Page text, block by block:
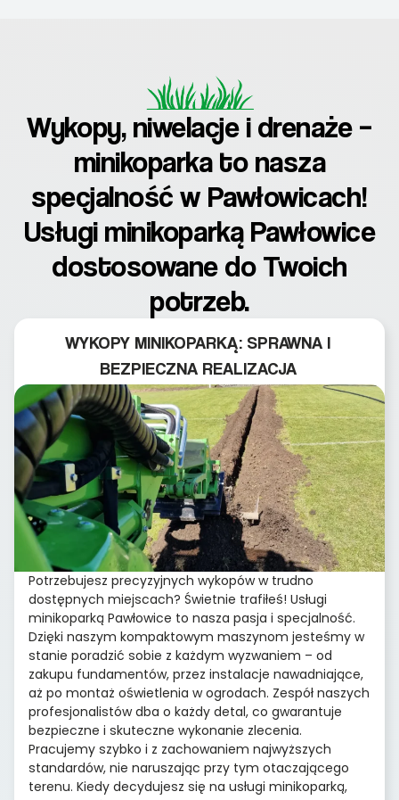
Wykopy, niwelacje i drenaże –
minikoparka to nasza
specjalność w Pawłowicach!
Usługi minikoparką Pawłowice
dostosowane do Twoich
potrzeb.
WYKOPY MINIKOPARKĄ: SPRAWNA I
BEZPIECZNA REALIZACJA
Potrzebujesz precyzyjnych wykopów w trudno
dostępnych miejscach? Świetnie trafiłeś! Usługi
minikoparką Pawłowice to nasza pasja i specjalność.
Dzięki naszym kompaktowym maszynom jesteśmy w
stanie poradzić sobie z każdym wyzwaniem – od
zakupu fundamentów, przez instalacje nawadniające,
aż po montaż oświetlenia w ogrodach. Zespół naszych
profesjonalistów dba o każdy detal, co gwarantuje
bezpieczne i skuteczne wykonanie zlecenia.
Pracujemy szybko i z zachowaniem najwyższych
standardów, nie naruszając przy tym otaczającego
terenu. Kiedy decydujesz się na usługi minikoparką,